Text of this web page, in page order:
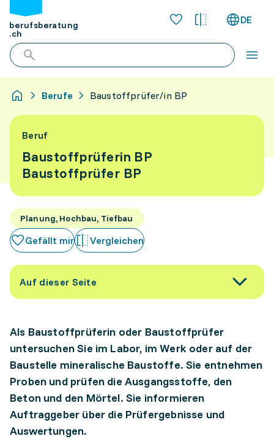
berufsberatung
.ch
DE
Berufe Baustoffprüfer/in BP
Beruf
Baustoffprüferin BP
Baustoffprüfer BP
Planung, Hochbau, Tiefbau
Gefällt mir Vergleichen
Auf dieser Seite
Als Baustoffprüferin oder Baustoffprüfer
untersuchen Sie im Labor, im Werk oder auf der
Baustelle mineralische Baustoffe. Sie entnehmen
Proben und prüfen die Ausgangsstoffe, den
Beton und den Mörtel. Sie informieren
Auftraggeber über die Prüfergebnisse und
Auswertungen.